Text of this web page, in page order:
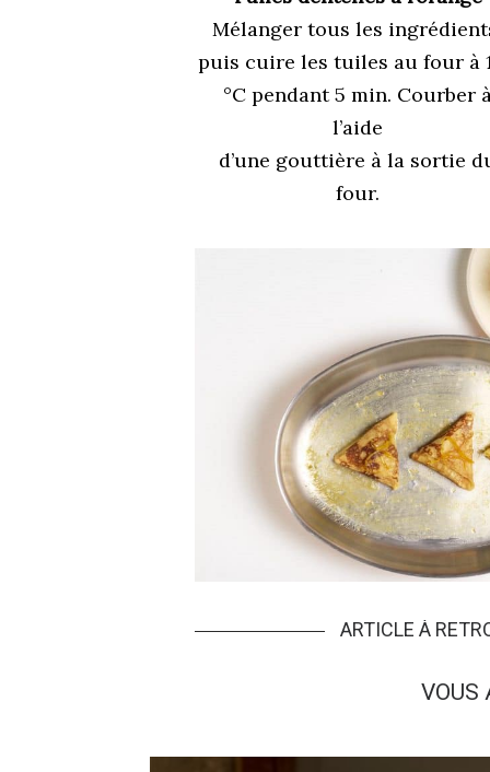
Mélanger tous les
puis cuire les tuiles au four à
°C pendant 5 min. Courber
l’aide
d’une gouttière à la sortie
four.
ARTICLE À
VOUS